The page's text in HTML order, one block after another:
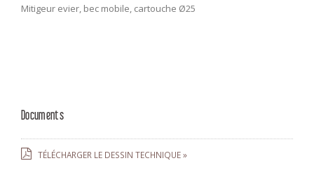
Mitigeur evier, bec mobile, cartouche Ø25
Documents
TÉLÉCHARGER LE DESSIN TECHNIQUE »